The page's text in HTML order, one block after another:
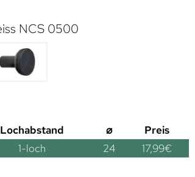
NCS 0500
Lochabstand ⌀
Preis
1-loch 24 17,99€